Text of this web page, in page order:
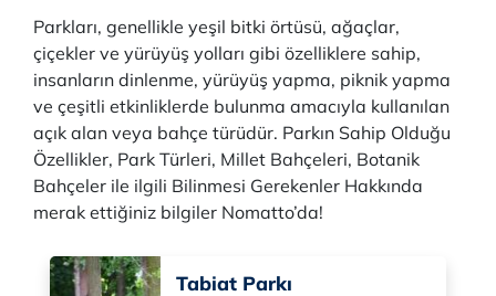
Parkları, genellikle yeşil bitki örtüsü, ağaçlar,
çiçekler ve yürüyüş yolları gibi özelliklere sahip,
insanların dinlenme, yürüyüş yapma, piknik yapma
ve çeşitli etkinliklerde bulunma amacıyla kullanılan
açık alan veya bahçe türüdür. Parkın Sahip Olduğu
Özellikler, Park Türleri, Millet Bahçeleri, Botanik
Bahçeler ile ilgili Bilinmesi Gerekenler Hakkında
merak ettiğiniz bilgiler Nomatto’da!
Tabiat Parkı